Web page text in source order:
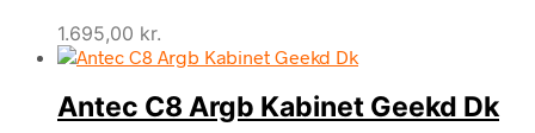
1.695,00 kr.
Antec C8 Argb Kabinet Geekd Dk